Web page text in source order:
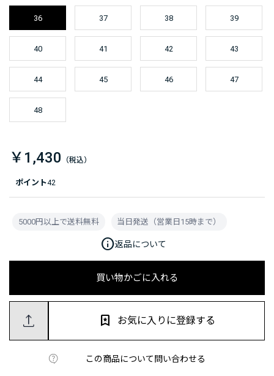
ポイント42
36 37 38 39
40 41 42 43
44 45 46 47
48
￥1,430
買い物かごに入れる
この商品について問い合わせる
お気に入りに登録する
5000円以上で送料無料 当日発送（営業日15時まで）
info返品について